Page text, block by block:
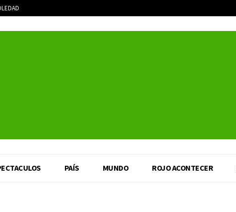
PAÍS MUNDO ROJO ACONTECER